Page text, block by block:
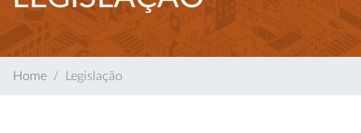
Home Legislação